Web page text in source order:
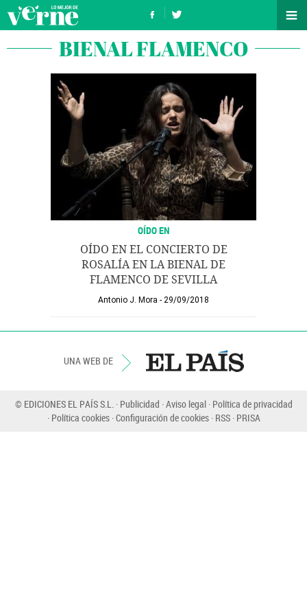
BIENAL FLAMENCO
OÍDO EN
OÍDO EN EL CONCIERTO DE
ROSALÍA EN LA BIENAL DE
FLAMENCO DE SEVILLA
Antonio J. Mora 29/09/2018
UNA WEB DE
© EDICIONES EL PAÍS S.L. Publicidad Aviso legal Política de privacidad
Política cookies Configuración de cookies RSS PRISA